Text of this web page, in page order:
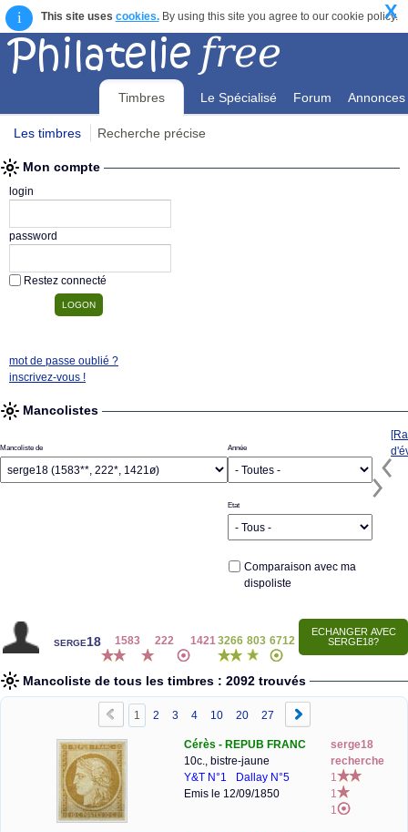
i This site uses cookies.By using this site you agree to our cookie policy.
X
Timbres Le Spécialisé Forum Annonces
Les timbres Recherche précise
Mon compte
login
password
Restez connecté
mot de passe oublié ?
inscrivez-vous !
Mancolistes
Mancoliste de Année
Etat
Comparaison avec ma
dispoliste
serge18 1583 222 14213266 803 6712
Mancoliste de tous les timbres : 2092 trouvés
1 2 3 4 10 20 27
Cérès - REPUB FRANC
10c., bistre-jaune
Y&T N°1
Dallay N°5
Emis le 12/09/1850
serge18
recherche
1
1
1